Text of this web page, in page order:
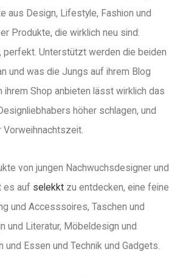
aus Design, Lifestyle, Fashion und
Produkte, die wirklich neu sind:
perfekt. Unterstützt werden die beiden
und was die Jungs auf ihrem Blog
ihrem Shop anbieten lässt wirklich das
höher schlagen, und
Vorweihnachtszeit.
von jungen Nachwuchsdesigner und
es auf selekkt zu entdecken, eine feine
und Accesssoires, Taschen und
und Literatur, Möbeldesign und
und Essen und Technik und Gadgets.